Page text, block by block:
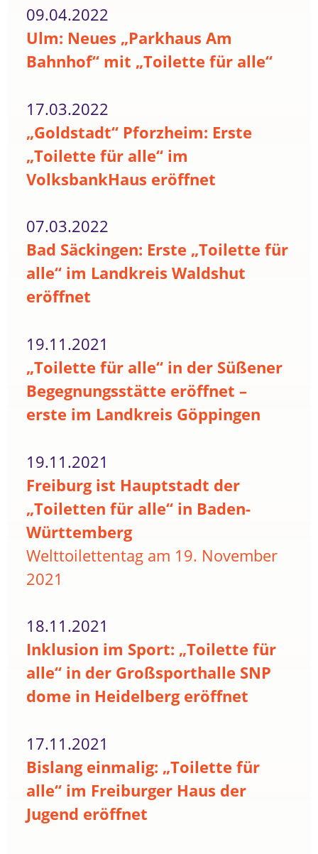
09.04.2022
Ulm: Neues „Parkhaus Am
Bahnhof“ mit „Toilette für alle“
17.03.2022
„Goldstadt“ Pforzheim: Erste
„Toilette für alle“ im
VolksbankHaus eröffnet
07.03.2022
Bad Säckingen: Erste „Toilette für
alle“ im Landkreis Waldshut
eröffnet
19.11.2021
„Toilette für alle“ in der Süßener
Begegnungsstätte eröffnet –
erste im Landkreis Göppingen
19.11.2021
Freiburg ist Hauptstadt der
„Toiletten für alle“ in Baden-
Württemberg
Welttoilettentag am 19. November
2021
18.11.2021
Inklusion im Sport: „Toilette für
alle“ in der Großsporthalle SNP
dome in Heidelberg eröffnet
17.11.2021
Bislang einmalig: „Toilette für
alle“ im Freiburger Haus der
Jugend eröffnet